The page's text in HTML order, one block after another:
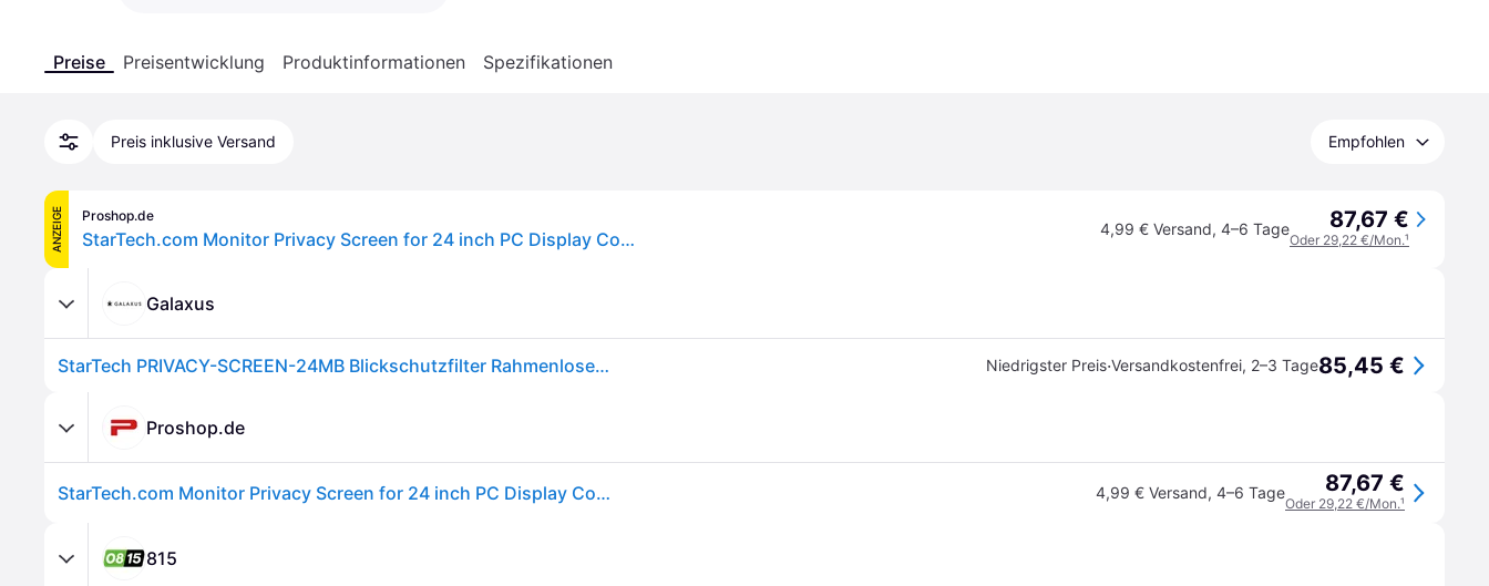
Preise Preisentwicklung Produktinformationen Spezifikationen
Preis inklusive Versand Empfohlen
ANZEIGE Proshop.de
StarTech.com Monitor Privacy Screen for 24 inch PC Display Computer Screen 4,99 € Versand, 4–6 Tage 87,67 €
Oder 29,22 €/Mon.¹
Galaxus
StarTech PRIVACY-SCREEN-24MB Blickschutzfilter Rahmenloser -Privatsphärenfilter (24 Zoll) (24", 16:10), Monitor Schutzfolie Niedrigster Preis·Versandkostenfrei, 2–3 Tage85,45 €
Proshop.de
StarTech.com Monitor Privacy Screen for 24 inch PC Display Computer Screen 4,99 € Versand, 4–6 Tage 87,67 €
Oder 29,22 €/Mon.¹
815